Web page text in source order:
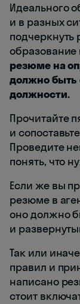
Идеального
и в разных
подчеркнуть
образование
резюме на
должно быть
должности.
Прочитайте
и
Проведите
понять, что
Если же вы
резюме в
оно должно
и
Так или
правил и
написано
стоит